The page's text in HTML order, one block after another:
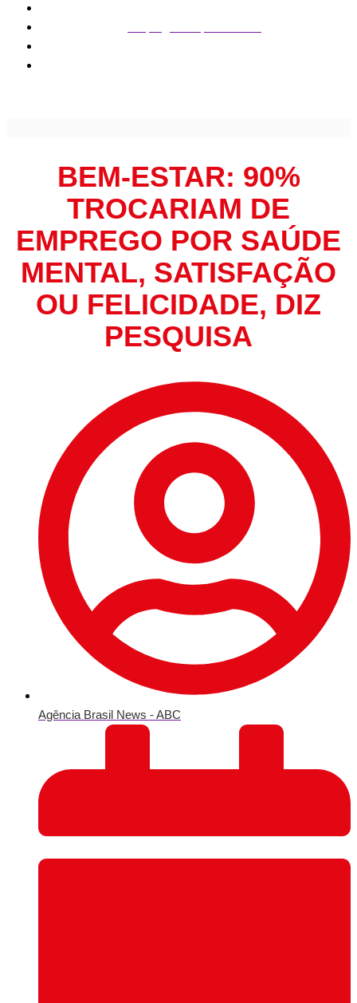
BEM-ESTAR: 90%
TROCARIAM DE
EMPREGO POR SAÚDE
MENTAL, SATISFAÇÃO
OU FELICIDADE, DIZ
PESQUISA
Agência Brasil News - ABC